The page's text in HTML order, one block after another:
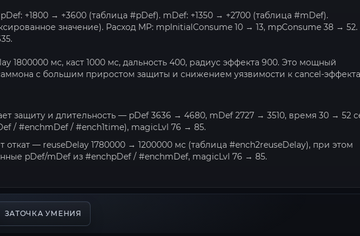
+1800 → +3600 (таблица #pDef). mDef: +1350 → +2700 (таблица #mDef).
значение). Расход MP: mpInitialConsume 10 → 13, mpConsume 38 → 52.
1800000 мс, каст 1000 мс, дальность 400, радиус эффекта 900. Это мощный
с большим приростом защиты и снижением уязвимости к cancel-
защиту и длительность — pDef 3636 → 4680, mDef 2727 → 3510, время 30 → 52
/ #enchmDef / #ench1time), magicLvl 76 → 85.
откат — reuseDelay 1780000 → 1200000 мс (таблица #ench2reuseDelay), при этом
pDef/mDef из #enchpDef / #enchmDef, magicLvl 76 → 85.
ЗАТОЧКА УМЕНИЯ